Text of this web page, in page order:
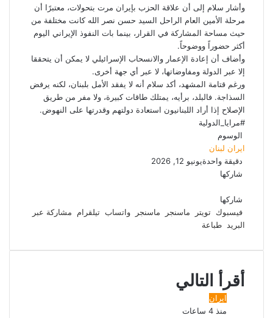
ا
ل
ب
ر
ي
د
وأشار سلام إلى أن علاقة الحزب بإيران مرت بتحولات، معتبرًا أن
مرحلة الأمين العام الراحل السيد حسن نصر الله كانت مختلفة من
حيث مساحة المشاركة في القرار، بينما بات النفوذ الإيراني اليوم
أكثر حضوراً ووضوحاً.
وأضاف أن إعادة الإعمار والانسحاب الإسرائيلي لا يمكن أن يتحققا
إلا عبر الدولة ومفاوضاتها، لا عبر أي جهة أخرى.
ورغم قتامة المشهد، أكد سلام أنه لا يفقد الأمل بلبنان، لكنه يرفض
السذاجة. فالبلد، برأيه، يمتلك طاقات كبيرة، ولا مفر من طريق
الإصلاح إذا أراد اللبنانيون استعادة دولتهم وقدرتها على النهوض.
#مرايا_الدولية
الوسوم
ايران لبنان
يونيو 12, 2026دقيقة واحدة
شاركها
ي
س
ب
ك
و
ي
ت
ا
س
ن
ر
ا
س
ر
ا
ت
س
ب
ي
ل
ق
ا
ش
ا
ر
ة
ر
شاركها
فيسبوك تويتر ماسنجر ماسنجر واتساب تيلقرام
مشاركة عبر
البريد
طباعة
أقرأ التالي
ايران
منذ 4 ساعات